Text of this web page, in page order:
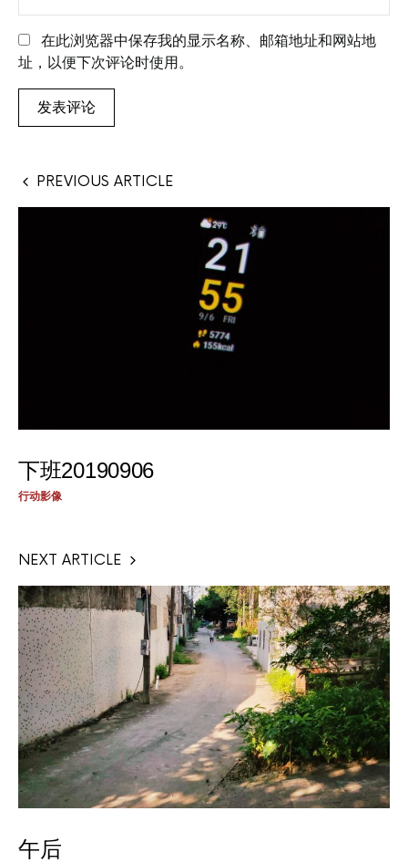
在此浏览器中保存我的显示名称、邮箱地址和网站地
址，以便下次评论时使用。
PREVIOUS ARTICLE
下班20190906
行动影像
NEXT ARTICLE
午后